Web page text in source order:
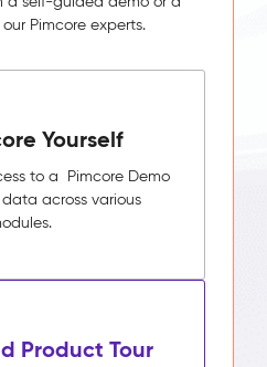
Pimcore experts.
Yourself
to a Pimcore Demo
across various
Product Tour